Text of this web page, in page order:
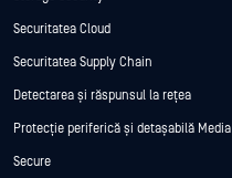
Securitatea Cloud
Securitatea Supply Chain
Detectarea și răspunsul la rețea
Protecție periferică și detașabilă Media
Secure